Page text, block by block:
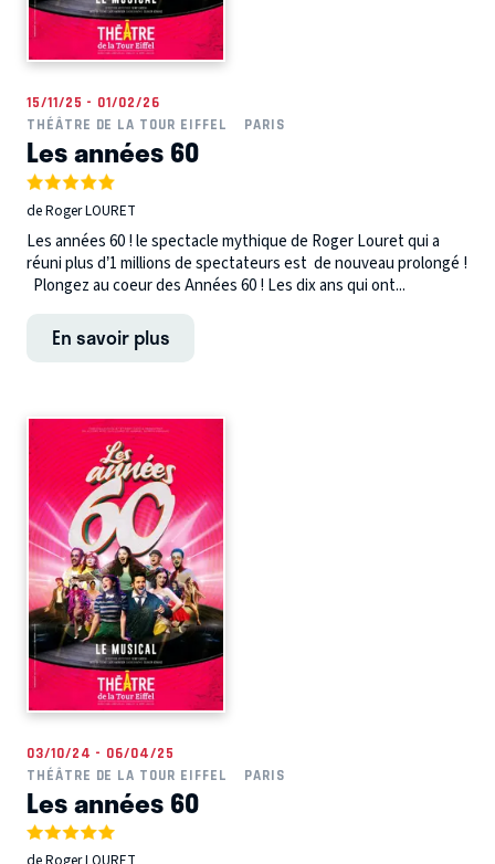
15/11/25 - 01/02/26
THÉÂTRE DE LA TOUR EIFFEL
PARIS
Les années 60
de Roger LOURET
Les années 60 ! le spectacle mythique de Roger Louret qui a
réuni plus d’1 millions de spectateurs est de nouveau prolongé !
Plongez au coeur des Années 60 ! Les dix ans qui ont...
En savoir plus
03/10/24 - 06/04/25
THÉÂTRE DE LA TOUR EIFFEL
PARIS
Les années 60